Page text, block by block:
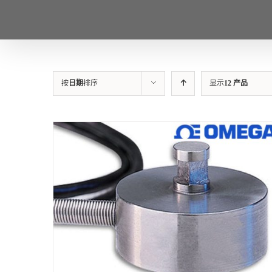
按 日期排序 显示12 产品